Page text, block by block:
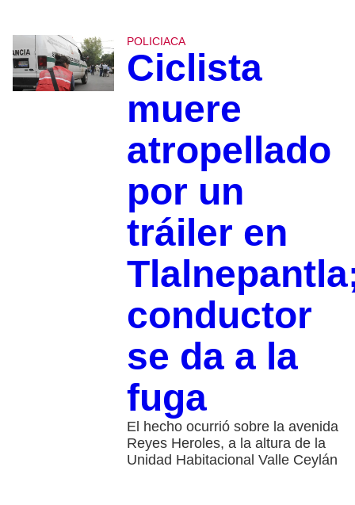
POLICIACA
Ciclista
muere
atropellado
por un
tráiler en
conductor
se da a la
fuga
El hecho ocurrió sobre la avenida
Reyes Heroles, a la altura de la
Unidad Habitacional Valle Ceylán